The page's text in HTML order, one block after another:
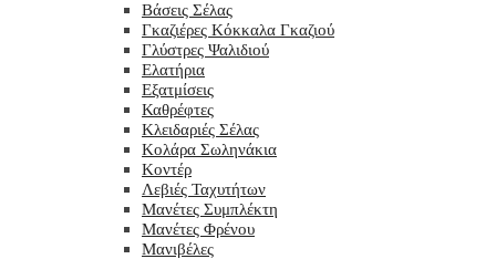
Βάσεις Σέλας
Γκαζιέρες Κόκκαλα Γκαζιού
Γλύστρες Ψαλιδιού
Ελατήρια
Εξατμίσεις
Καθρέφτες
Κλειδαριές Σέλας
Κολάρα Σωληνάκια
Κοντέρ
Λεβιές Ταχυτήτων
Μανέτες Συμπλέκτη
Μανέτες Φρένου
Μανιβέλες